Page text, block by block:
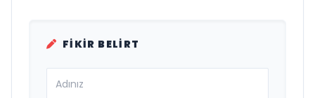
FIKIR BELIRT